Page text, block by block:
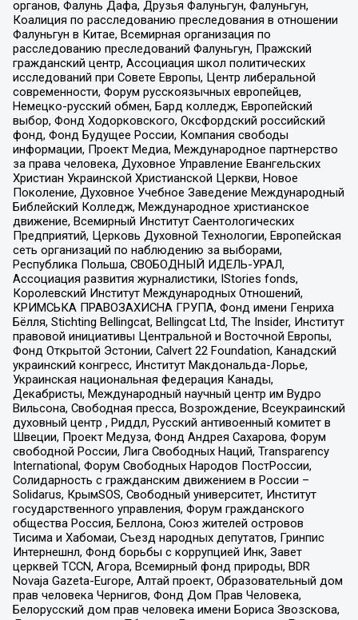
органов, Фалунь Дафа, Друзья Фалуньгун, Фалуньгун,
Коалиция по расследованию преследования в отношении
Фалуньгун в Китае, Всемирная организация по
расследованию преследований Фалуньгун, Пражский
гражданский центр, Ассоциация школ политических
исследований при Совете Европы, Центр либеральной
современности, Форум русскоязычных европейцев,
Немецко-русский обмен, Бард колледж, Европейский
выбор, Фонд Ходорковского, Оксфордский российский
фонд, Фонд Будущее России, Компания свободы
информации, Проект Медиа, Международное партнерство
за права человека, Духовное Управление Евангельских
Христиан Украинской Христианской Церкви, Новое
Поколение, Духовное Учебное Заведение Международный
Библейский Колледж, Международное христианское
движение, Всемирный Институт Саентологических
Предприятий, Церковь Духовной Технологии, Европейская
сеть организаций по наблюдению за выборами,
Республика Польша, СВОБОДНЫЙ ИДЕЛЬ-УРАЛ,
Ассоциация развития журналистики, IStories fonds,
Королевский Институт Международных Отношений,
КРИМСЬКА ПРАВОЗАХИСНА ГРУПА, Фонд имени Генриха
Бёлля, Stichting Bellingcat, Bellingcat Ltd, The Insider, Институт
правовой инициативы Центральной и Восточной Европы,
Фонд Открытой Эстонии, Calvert 22 Foundation, Канадский
украинский конгресс, Институт Макдональда-Лорье,
Украинская национальная федерация Канады,
Декабристы, Международный научный центр им Вудро
Вильсона, Свободная пресса, Возрождение, Всеукраинский
духовный центр , Риддл, Русский антивоенный комитет в
Швеции, Проект Медуза, Фонд Андрея Сахарова, Форум
свободной России, Лига Свободных Наций, Transparеncy
International, Форум Свободных Народов ПостРоссии,
Солидарность с гражданским движением в России –
Solidarus, КрымSOS, Свободный университет, Институт
государственного управления, Форум гражданского
общества Россия, Беллона, Союз жителей островов
Тисима и Хабомаи, Съезд народных депутатов, Гринпис
Интернешнл, Фонд борьбы с коррупцией Инк, Завет
церквей TCCN, Агора, Всемирный фонд природы, BDR
Novaja Gazeta-Europe, Алтай проект, Образовательный дом
прав человека Чернигов, Фонд Дом Прав Человека,
Белорусский дом прав человека имени Бориса Звозскова,